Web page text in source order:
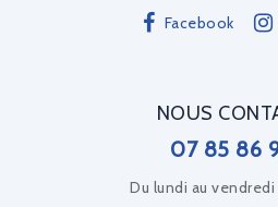
Facebook
NOUS
07 85 86
Du lundi au vendredi